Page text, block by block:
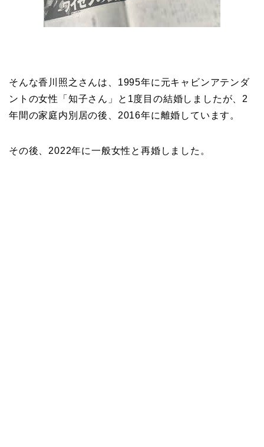
そんな香川照之さんは、1995年に元キャビンアテンダ
ントの女性「知子さん」と1度目の結婚しましたが、2
年間の家庭内別居の後、2016年に離婚しています。
その後、2022年に一般女性と再婚しました。